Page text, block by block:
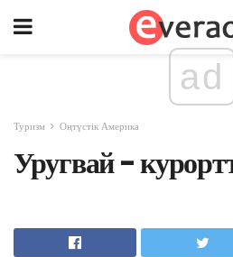
ad
Туризм Оңтүстік Америка
Уругвай -